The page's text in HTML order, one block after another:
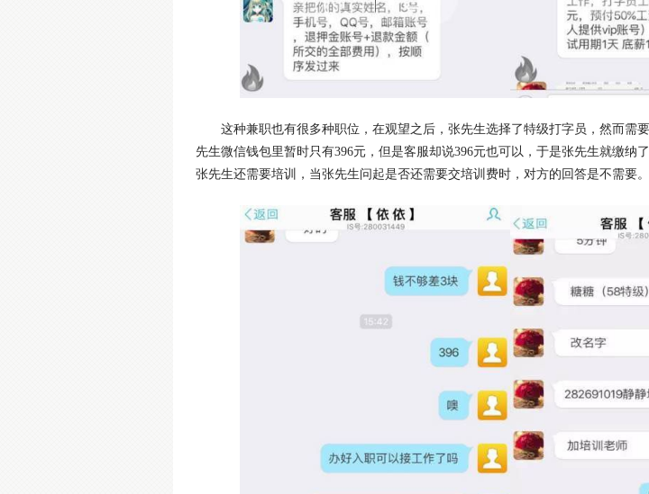
这种兼职也有很多种职位，在观望之后，张先生选择了特级打字员，然而需
先生微信钱包里暂时只有396元，但是客服却说396元也可以，于是张先生就缴纳
张先生还需要培训，当张先生问起是否还需要交培训费时，对方的回答是不需要。